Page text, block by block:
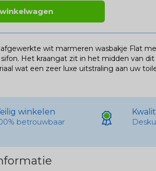
wit marmeren wasbakje Flat
Het kraangat zit in het midden van
wat een zeer luxe uitstraling aan uw
winkelen
betrouwbaar